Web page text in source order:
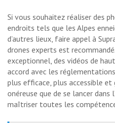
Si vous souhaitez réaliser des
endroits tels que les Alpes
d’autres lieux, faire appel à
drones experts est
exceptionnel, des vidéos de
accord avec les
plus efficace, plus accessible
onéreuse que de se lancer dans
maîtriser toutes les